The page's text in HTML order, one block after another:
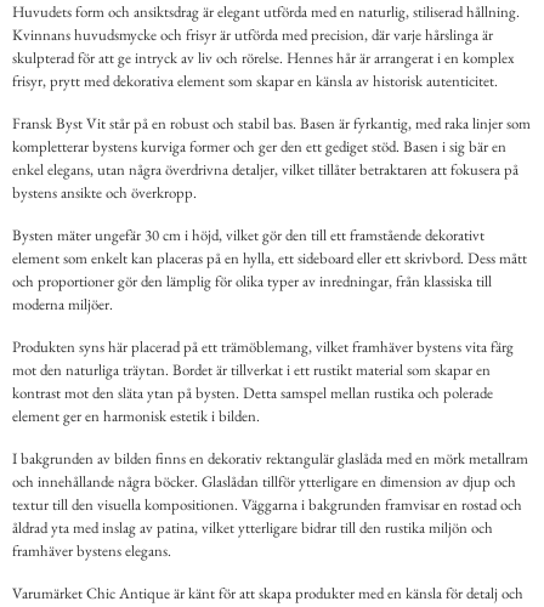
Huvudets form och ansiktsdrag är elegant utförda med en naturlig, stiliserad hållning.
Kvinnans huvudsmycke och frisyr är utförda med precision, där varje hårslinga är
skulpterad för att ge intryck av liv och rörelse. Hennes hår är arrangerat i en komplex
frisyr, prytt med dekorativa element som skapar en känsla av historisk autenticitet.
Fransk Byst Vit står på en robust och stabil bas. Basen är fyrkantig, med raka linjer som
kompletterar bystens kurviga former och ger den ett gediget stöd. Basen i sig bär en
enkel elegans, utan några överdrivna detaljer, vilket tillåter betraktaren att fokusera på
bystens ansikte och överkropp.
Bysten mäter ungefär 30 cm i höjd, vilket gör den till ett framstående dekorativt
element som enkelt kan placeras på en hylla, ett sideboard eller ett skrivbord. Dess mått
och proportioner gör den lämplig för olika typer av inredningar, från klassiska till
moderna miljöer.
Produkten syns här placerad på ett trämöblemang, vilket framhäver bystens vita färg
mot den naturliga träytan. Bordet är tillverkat i ett rustikt material som skapar en
kontrast mot den släta ytan på bysten. Detta samspel mellan rustika och polerade
element ger en harmonisk estetik i bilden.
I bakgrunden av bilden finns en dekorativ rektangulär glaslåda med en mörk metallram
och innehållande några böcker. Glaslådan tillför ytterligare en dimension av djup och
textur till den visuella kompositionen. Väggarna i bakgrunden framvisar en rostad och
åldrad yta med inslag av patina, vilket ytterligare bidrar till den rustika miljön och
framhäver bystens elegans.
Varumärket Chic Antique är känt för att skapa produkter med en känsla för detalj och